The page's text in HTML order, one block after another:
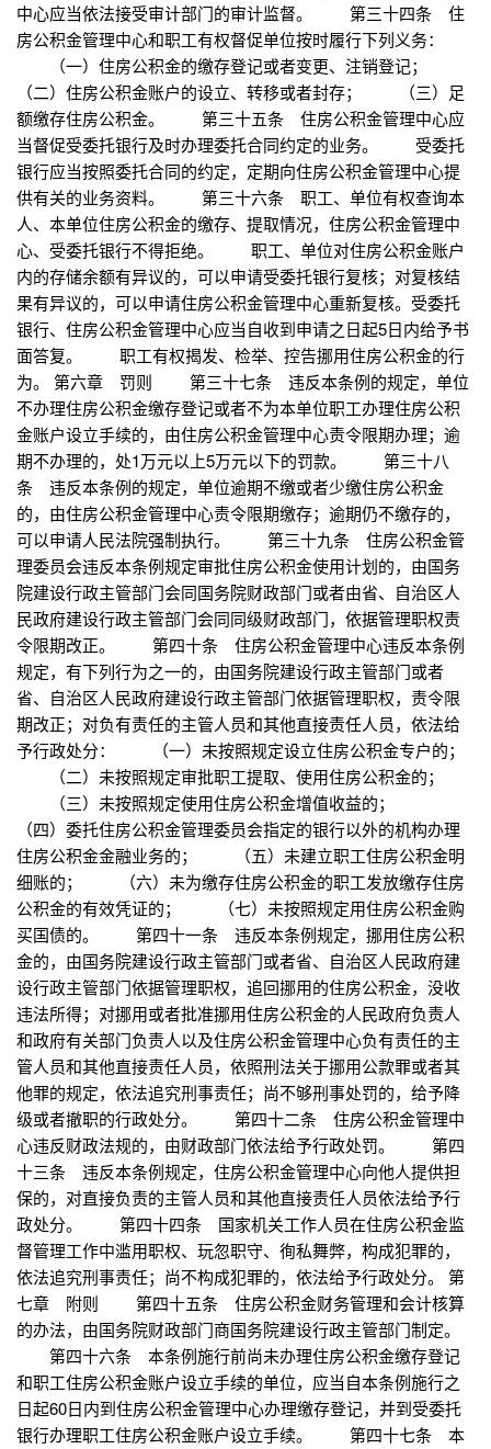
中心应当依法接受审计部门的审计监督。 第三十四条 住
房公积金管理中心和职工有权督促单位按时履行下列义务：
（一）住房公积金的缴存登记或者变更、注销登记；
（二）住房公积金账户的设立、转移或者封存； （三）足
额缴存住房公积金。 第三十五条 住房公积金管理中心应
当督促受委托银行及时办理委托合同约定的业务。 受委托
银行应当按照委托合同的约定，定期向住房公积金管理中心提
供有关的业务资料。 第三十六条 职工、单位有权查询本
人、本单位住房公积金的缴存、提取情况，住房公积金管理中
心、受委托银行不得拒绝。 职工、单位对住房公积金账户
内的存储余额有异议的，可以申请受委托银行复核；对复核结
果有异议的，可以申请住房公积金管理中心重新复核。受委托
银行、住房公积金管理中心应当自收到申请之日起5日内给予书
面答复。 职工有权揭发、检举、控告挪用住房公积金的行
为。 第六章 罚则 第三十七条 违反本条例的规定，单位
不办理住房公积金缴存登记或者不为本单位职工办理住房公积
金账户设立手续的，由住房公积金管理中心责令限期办理；逾
期不办理的，处1万元以上5万元以下的罚款。 第三十八
条 违反本条例的规定，单位逾期不缴或者少缴住房公积金
的，由住房公积金管理中心责令限期缴存；逾期仍不缴存的，
可以申请人民法院强制执行。 第三十九条 住房公积金管
理委员会违反本条例规定审批住房公积金使用计划的，由国务
院建设行政主管部门会同国务院财政部门或者由省、自治区人
民政府建设行政主管部门会同同级财政部门，依据管理职权责
令限期改正。 第四十条 住房公积金管理中心违反本条例
规定，有下列行为之一的，由国务院建设行政主管部门或者
省、自治区人民政府建设行政主管部门依据管理职权，责令限
期改正；对负有责任的主管人员和其他直接责任人员，依法给
予行政处分： （一）未按照规定设立住房公积金专户的；
（二）未按照规定审批职工提取、使用住房公积金的；
（三）未按照规定使用住房公积金增值收益的；
（四）委托住房公积金管理委员会指定的银行以外的机构办理
住房公积金金融业务的； （五）未建立职工住房公积金明
细账的； （六）未为缴存住房公积金的职工发放缴存住房
公积金的有效凭证的； （七）未按照规定用住房公积金购
买国债的。 第四十一条 违反本条例规定，挪用住房公积
金的，由国务院建设行政主管部门或者省、自治区人民政府建
设行政主管部门依据管理职权，追回挪用的住房公积金，没收
违法所得；对挪用或者批准挪用住房公积金的人民政府负责人
和政府有关部门负责人以及住房公积金管理中心负有责任的主
管人员和其他直接责任人员，依照刑法关于挪用公款罪或者其
他罪的规定，依法追究刑事责任；尚不够刑事处罚的，给予降
级或者撤职的行政处分。 第四十二条 住房公积金管理中
心违反财政法规的，由财政部门依法给予行政处罚。 第四
十三条 违反本条例规定，住房公积金管理中心向他人提供担
保的，对直接负责的主管人员和其他直接责任人员依法给予行
政处分。 第四十四条 国家机关工作人员在住房公积金监
督管理工作中滥用职权、玩忽职守、徇私舞弊，构成犯罪的，
依法追究刑事责任；尚不构成犯罪的，依法给予行政处分。 第
七章 附则 第四十五条 住房公积金财务管理和会计核算
的办法，由国务院财政部门商国务院建设行政主管部门制定。
第四十六条 本条例施行前尚未办理住房公积金缴存登记
和职工住房公积金账户设立手续的单位，应当自本条例施行之
日起60日内到住房公积金管理中心办理缴存登记，并到受委托
银行办理职工住房公积金账户设立手续。 第四十七条 本